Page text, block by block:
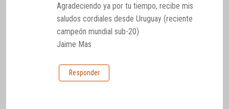
Agradeciendo ya por tu tiempo, recibe mis
saludos cordiales desde Uruguay (reciente
campeón mundial sub-20)
Jaime Mas
Responder